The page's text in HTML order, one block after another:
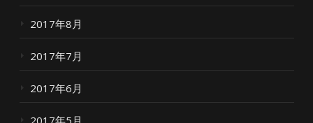
2017年8月
2017年7月
2017年6月